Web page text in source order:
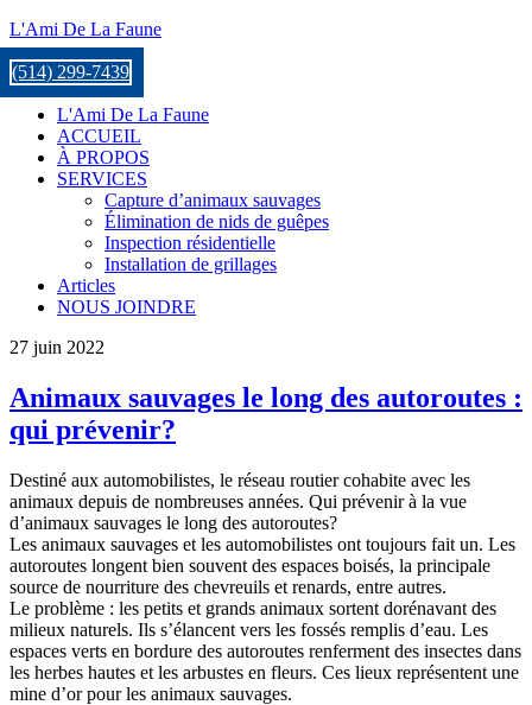
L'Ami De La Faune
(514) 299-7439
L'Ami De La Faune
ACCUEIL
À PROPOS
SERVICES
Capture d’animaux sauvages
Élimination de nids de guêpes
Inspection résidentielle
Installation de grillages
Articles
NOUS JOINDRE
27 juin 2022
Animaux sauvages le long des autoroutes :
qui prévenir?
Destiné aux automobilistes, le réseau routier cohabite avec les
animaux depuis de nombreuses années. Qui prévenir à la vue
d’animaux sauvages le long des autoroutes?
Les animaux sauvages et les automobilistes ont toujours fait un. Les
autoroutes longent bien souvent des espaces boisés, la principale
source de nourriture des chevreuils et renards, entre autres.
Le problème : les petits et grands animaux sortent dorénavant des
milieux naturels. Ils s’élancent vers les fossés remplis d’eau. Les
espaces verts en bordure des autoroutes renferment des insectes dans
les herbes hautes et les arbustes en fleurs. Ces lieux représentent une
mine d’or pour les animaux sauvages.